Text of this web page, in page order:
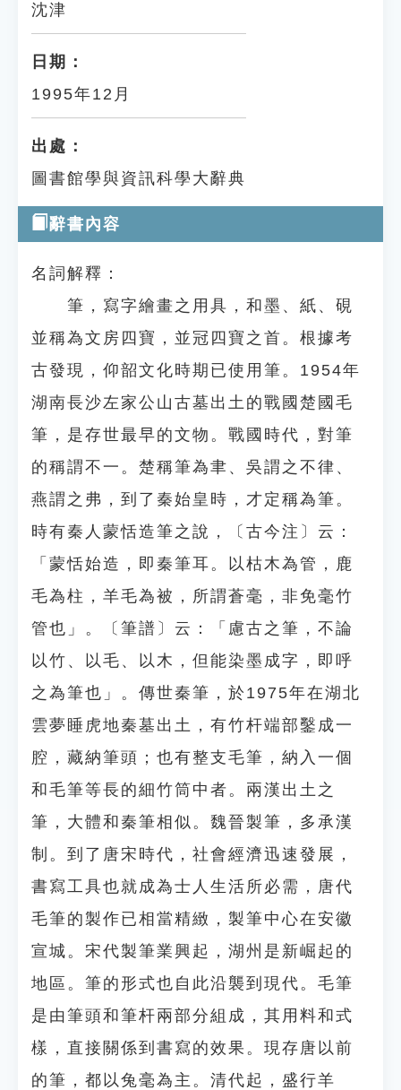
沈津
日期：
1995年12月
出處：
圖書館學與資訊科學大辭典
辭書內容
名詞解釋：
筆，寫字繪畫之用具，和墨、紙、硯
並稱為文房四寶，並冠四寶之首。根據考
古發現，仰韶文化時期已使用筆。1954年
湖南長沙左家公山古墓出土的戰國楚國毛
筆，是存世最早的文物。戰國時代，對筆
的稱謂不一。楚稱筆為聿、吳謂之不律、
燕謂之弗，到了秦始皇時，才定稱為筆。
時有秦人蒙恬造筆之說，〔古今注〕云：
「蒙恬始造，即秦筆耳。以枯木為管，鹿
毛為柱，羊毛為被，所謂蒼毫，非免毫竹
管也」。〔筆譜〕云：「慮古之筆，不論
以竹、以毛、以木，但能染墨成字，即呼
之為筆也」。傳世秦筆，於1975年在湖北
雲夢睡虎地秦墓出土，有竹杆端部鑿成一
腔，藏納筆頭；也有整支毛筆，納入一個
和毛筆等長的細竹筒中者。兩漢出土之
筆，大體和秦筆相似。魏晉製筆，多承漢
制。到了唐宋時代，社會經濟迅速發展，
書寫工具也就成為士人生活所必需，唐代
毛筆的製作已相當精緻，製筆中心在安徽
宣城。宋代製筆業興起，湖州是新崛起的
地區。筆的形式也自此沿襲到現代。毛筆
是由筆頭和筆杆兩部分組成，其用料和式
樣，直接關係到書寫的效果。現存唐以前
的筆，都以兔毫為主。清代起，盛行羊